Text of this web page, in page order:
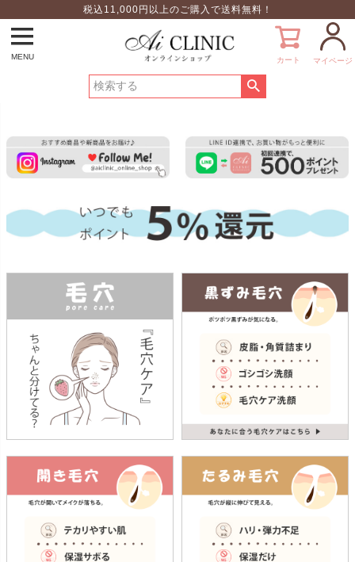
税込11,000円以上のご購入で送料無料！
MENU カート マイページ